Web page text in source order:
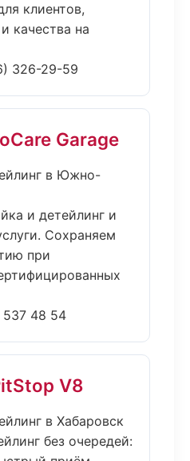
клиентов,
качества на
326-29-59
Garage
в Южно-
и детейлинг и
Сохраняем
при
537 48 54
V8
в Хабаровск
без очередей: